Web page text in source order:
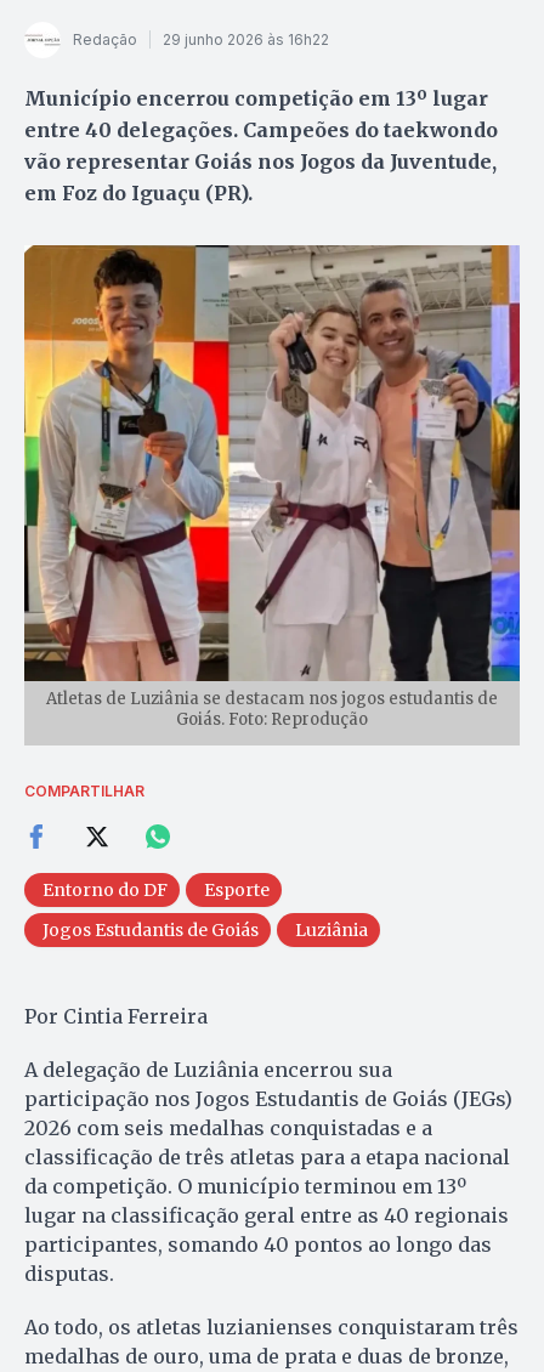
Redação 29 junho 2026 às 16h22
Município encerrou competição em 13º lugar
entre 40 delegações. Campeões do taekwondo
vão representar Goiás nos Jogos da Juventude,
em Foz do Iguaçu (PR).
Atletas de Luziânia se destacam nos jogos estudantis de
Goiás. Foto: Reprodução
COMPARTILHAR
Entorno do DF
Esporte
Jogos Estudantis de Goiás
Luziânia
Por Cintia Ferreira
A delegação de Luziânia encerrou sua
participação nos Jogos Estudantis de Goiás (JEGs)
2026 com seis medalhas conquistadas e a
classificação de três atletas para a etapa nacional
da competição. O município terminou em 13º
lugar na classificação geral entre as 40 regionais
participantes, somando 40 pontos ao longo das
disputas.
Ao todo, os atletas luzianienses conquistaram três
medalhas de ouro, uma de prata e duas de bronze,